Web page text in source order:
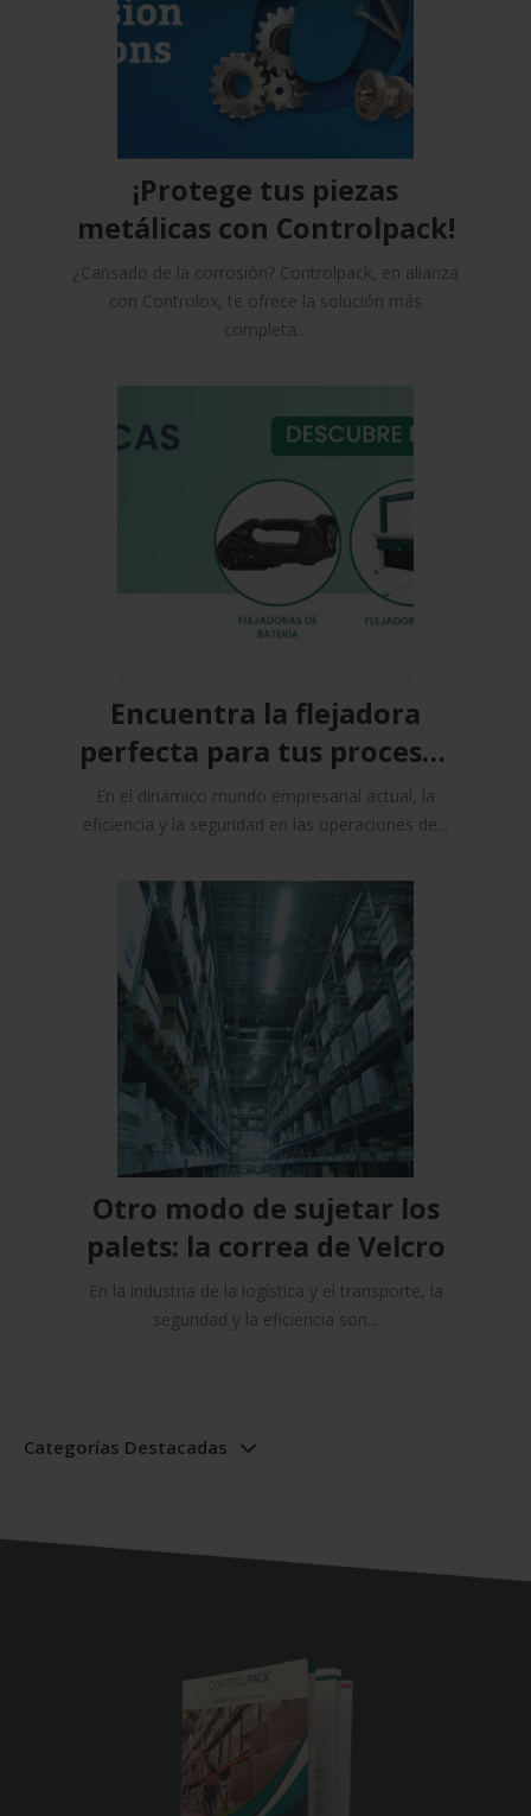
¡Protege tus piezas
metálicas con Controlpack!
¿Cansado de la corrosión? Controlpack, en alianza
con Controlox, te ofrece la solución más
completa...
Encuentra la flejadora
perfecta para tus procesos
de flejado
En el dinámico mundo empresarial actual, la
eficiencia y la seguridad en las operaciones de...
Otro modo de sujetar los
palets: la correa de Velcro
En la industria de la logística y el transporte, la
seguridad y la eficiencia son...
Categorías Destacadas